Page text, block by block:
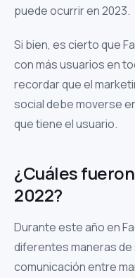
puede ocurrir en 2023.
Si bien, es cierto que
con más usuarios en
recordar que el
social debe moverse
que tiene el usuario.
¿Cuáles
2022?
Durante este año en
diferentes maneras de
comunicación entre